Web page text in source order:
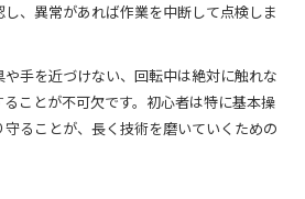
、異常があれば作業を中断して点検しま
手を近づけない、回転中は絶対に触れな
ことが不可欠です。初心者は特に基本操
ることが、長く技術を磨いていくための